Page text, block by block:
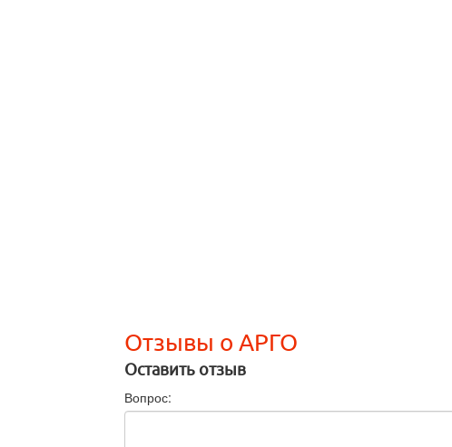
Отзывы о АРГО
Оставить отзыв
Вопрос: